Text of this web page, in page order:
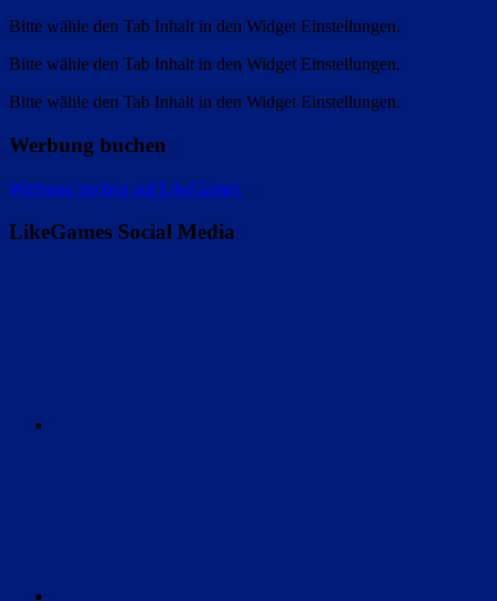
Bitte wähle den Tab Inhalt in den Widget Einstellungen.
Bitte wähle den Tab Inhalt in den Widget Einstellungen.
Bitte wähle den Tab Inhalt in den Widget Einstellungen.
Werbung buchen
Werbung buchen auf LikeGames
LikeGames Social Media